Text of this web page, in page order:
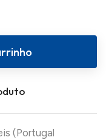
(Portugal